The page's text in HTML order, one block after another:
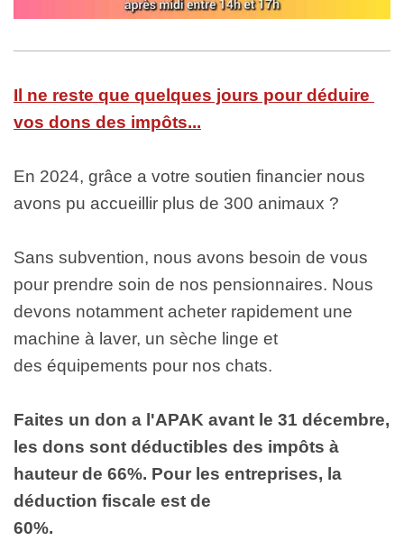
Il ne reste que quelques jours pour déduire
vos dons des impôts...
En 2024, grâce a votre soutien financier nous
avons pu accueillir plus de 300 animaux ?
Sans subvention, nous avons besoin de vous
pour prendre soin de nos pensionnaires. Nous
devons notamment acheter rapidement une
machine à laver, un sèche linge et
des équipements pour nos chats.
Faites un don a l'APAK avant le 31 décembre,
les dons sont déductibles des impôts à
hauteur de 66%. Pour les entreprises, la
déduction fiscale est de
60%.